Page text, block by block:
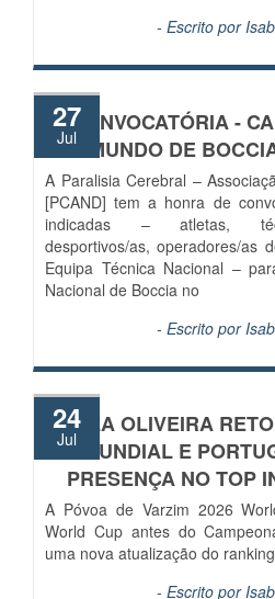
- Escrito por
CONVOCATÓRIA -
MUNDO DE
27
Jul
A Paralisia Cerebral –
[PCAND] tem a honra de
indicadas – atletas,
desportivos/as, operadores/as
Equipa Técnica Nacional –
Nacional de Boccia no
- Escrito por
CARLA OLIVEIRA
MUNDIAL E
PRESENÇA NO TOP
24
Jul
A Póvoa de Varzim 2026
World Cup antes do
uma nova atualização do
- Escrito por